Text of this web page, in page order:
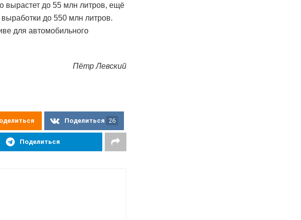
вырастет до 55 млн литров, ещё
выработки до 550 млн литров.
для автомобильного
Пётр Левский
Поделиться 26
Поделиться